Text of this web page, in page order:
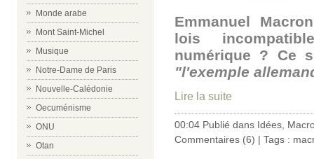
Monde arabe
Mont Saint-Michel
Musique
Notre-Dame de Paris
Nouvelle-Calédonie
Oecuménisme
ONU
Otan
Emmanuel
lois
numérique ? Ce
"l'exemple
Lire la suite
00:04 Publié dans Idées,
Commentaires (6) | Tags :